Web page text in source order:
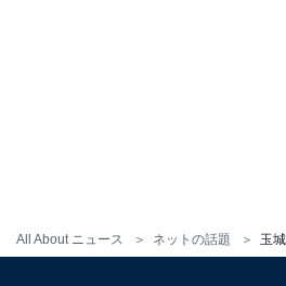
All About ニュース ネットの話題